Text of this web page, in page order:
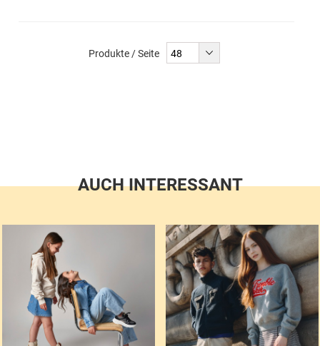
Produkte / Seite
AUCH INTERESSANT